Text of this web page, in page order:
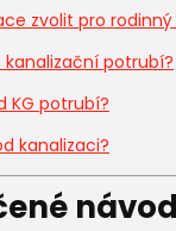
zvolit pro
potrubí?
KG potrubí?
kanalizaci?